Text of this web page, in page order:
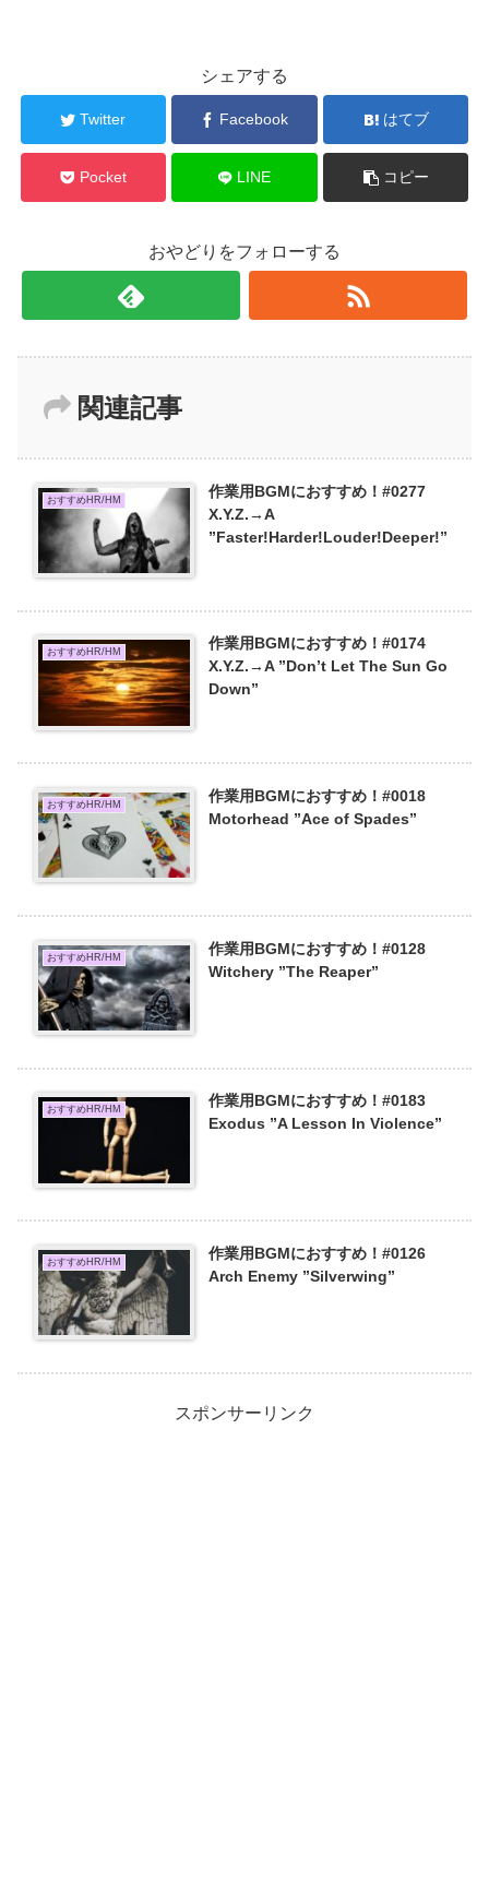
シェアする
Twitter Facebook はてブ
Pocket LINE コピー
おやどりをフォローする
関連記事
おすすめHR/HM
作業用BGMにおすすめ！#0277
X.Y.Z.→A
”Faster!Harder!Louder!Deeper!”
おすすめHR/HM
作業用BGMにおすすめ！#0174
X.Y.Z.→A ”Don’t Let The Sun Go
Down”
おすすめHR/HM
作業用BGMにおすすめ！#0018
Motorhead ”Ace of Spades”
おすすめHR/HM
作業用BGMにおすすめ！#0128
Witchery ”The Reaper”
おすすめHR/HM
作業用BGMにおすすめ！#0183
Exodus ”A Lesson In Violence”
おすすめHR/HM
作業用BGMにおすすめ！#0126
Arch Enemy ”Silverwing”
スポンサーリンク